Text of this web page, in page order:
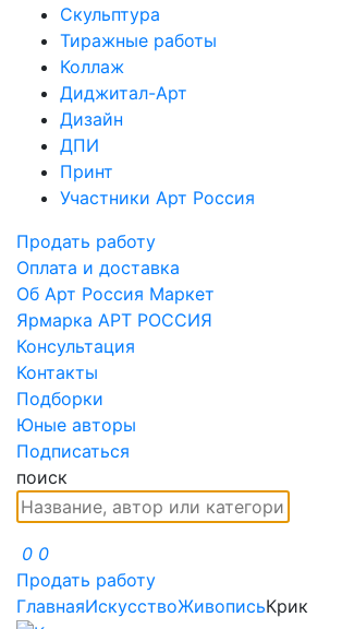
Скульптура
Тиражные работы
Коллаж
Диджитал-Арт
Дизайн
ДПИ
Принт
Участники Арт Россия
Продать работу
Оплата и доставка
Об Арт Россия Маркет
Ярмарка АРТ РОССИЯ
Консультация
Контакты
Подборки
Юные авторы
Подписаться
поиск
0 0
Продать работу
ГлавнаяИскусствоЖивописьКрик